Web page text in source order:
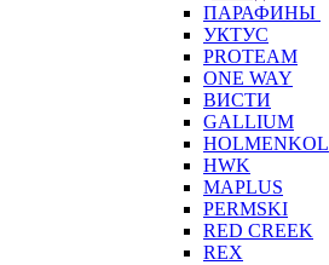
ПАРАФИНЫ
УКТУС
PROTEAM
ONE WAY
ВИСТИ
GALLIUM
HOLMENKOL
HWK
MAPLUS
PERMSKI
RED CREEK
REX